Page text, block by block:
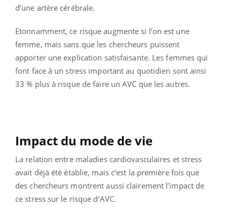
d’une artère cérébrale.
Etonnamment, ce risque augmente si l’on est une
femme, mais sans que les chercheurs puissent
apporter une explication satisfaisante. Les femmes qui
font face à un stress important au quotidien sont ainsi
33 % plus à risque de faire un AVC que les autres.
Impact du mode de vie
La relation entre maladies cardiovasculaires et stress
avait déjà été établie, mais c’est la première fois que
des chercheurs montrent aussi clairement l’impact de
ce stress sur le risque d’AVC.